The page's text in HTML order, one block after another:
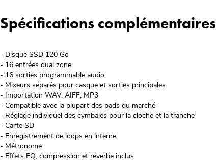
Spécifications complémentaires
- Disque SSD 120 Go
- 16 entrées dual zone
- 16 sorties programmable audio
- Mixeurs séparés pour casque et sorties principales
- Importation WAV, AIFF, MP3
- Compatible avec la plupart des pads du marché
- Réglage individuel des cymbales pour la cloche et la tranche
- Carte SD
- Enregistrement de loops en interne
- Métronome
- Effets EQ, compression et réverbe inclus